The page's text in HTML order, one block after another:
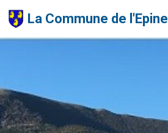
La Commune de l'Epine